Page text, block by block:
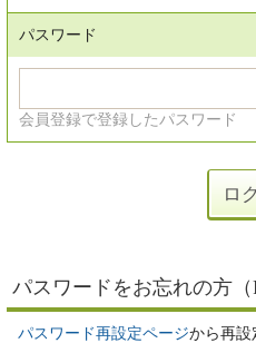
パスワード
会員登録で登録したパスワード
パスワードをお忘れの方（
パスワード再設定ページから再設